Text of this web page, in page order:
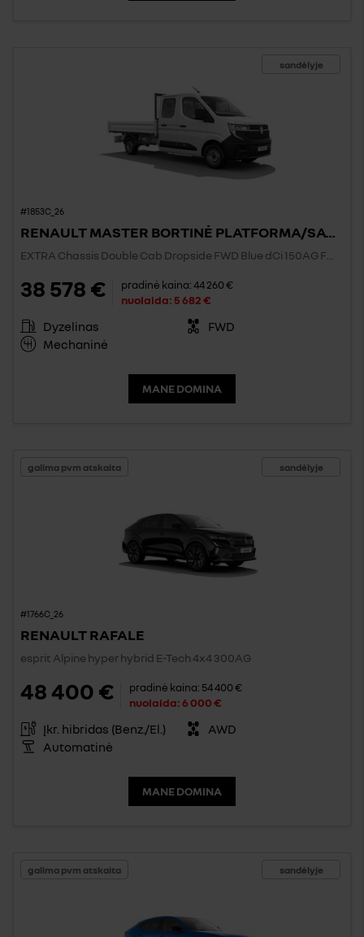
sandėlyje
#1853C_26
RENAULT MASTER BORTINĖ PLATFORMA/SAVIVARTIS/BIG BOX
38 578 € pradinė kaina:44 260 €
nuolaida: 5 682 €
Dyzelinas
FWD
Mechaninė
MANE DOMINA
sandėlyje
galima pvm atskaita
#1766C_26
RENAULT RAFALE
esprit Alpine hyper hybrid E-Tech 4x4 300AG
48 400 € pradinė kaina: 54 400 €
nuolaida:6 000 €
Įkr. hibridas (Benz./El.)
AWD
Automatinė
MANE DOMINA
sandėlyje
galima pvm atskaita